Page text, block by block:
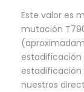
Este valor es
mutación
estadificación
estadificación
nuestros